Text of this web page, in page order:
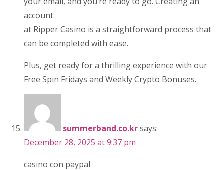
account
at Ripper Casino is a straightforward process that
can be completed with ease.
Plus, get ready for a thrilling experience with our
Free Spin Fridays and Weekly Crypto Bonuses.
summerband.co.krsays:
December 28, 2025 at 9:37 pm
casino con paypal